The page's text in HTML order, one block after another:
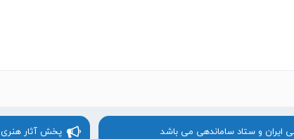
ایران و ستاد ساماندهی می باشد پخش آثار